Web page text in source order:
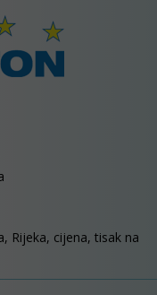
Rijeka, cijena, tisak na